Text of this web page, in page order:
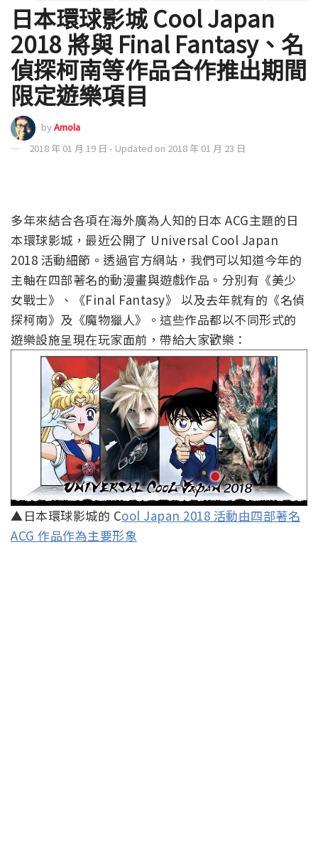
日本環球影城 Cool Japan
2018 將與 Final Fantasy、名
偵探柯南等作品合作推出期間
限定遊樂項目
byAmola
2018 年 01 月 19 日 - Updated on 2018 年 01 月 23 日
多年來結合各項在海外廣為人知的日本 ACG主題的日
本環球影城，最近公開了 Universal Cool Japan
2018 活動細節。透過官方網站，我們可以知道今年的
主軸在四部著名的動漫畫與遊戲作品。分別有《美少
女戰士》、《Final Fantasy》 以及去年就有的《名偵
探柯南》及《魔物獵人》。這些作品都以不同形式的
遊樂設施呈現在玩家面前，帶給大家歡樂：
▲日本環球影城的 Cool Japan 2018 活動由四部著名
ACG 作品作為主要形象